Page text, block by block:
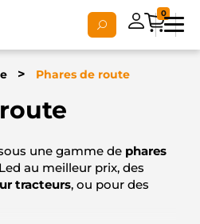
0
> Phares de route
une gamme de phares
au meilleur prix, des
tracteurs, ou pour des